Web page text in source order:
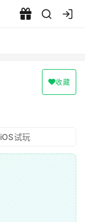
收藏
iOS试玩